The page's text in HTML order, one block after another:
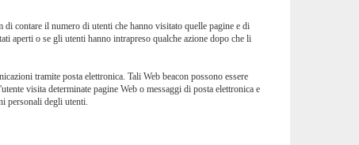
contare il numero di utenti che hanno visitato quelle pagine e di
aperti o se gli utenti hanno intrapreso qualche azione dopo che li
tramite posta elettronica. Tali Web beacon possono essere
visita determinate pagine Web o messaggi di posta elettronica e
personali degli utenti.